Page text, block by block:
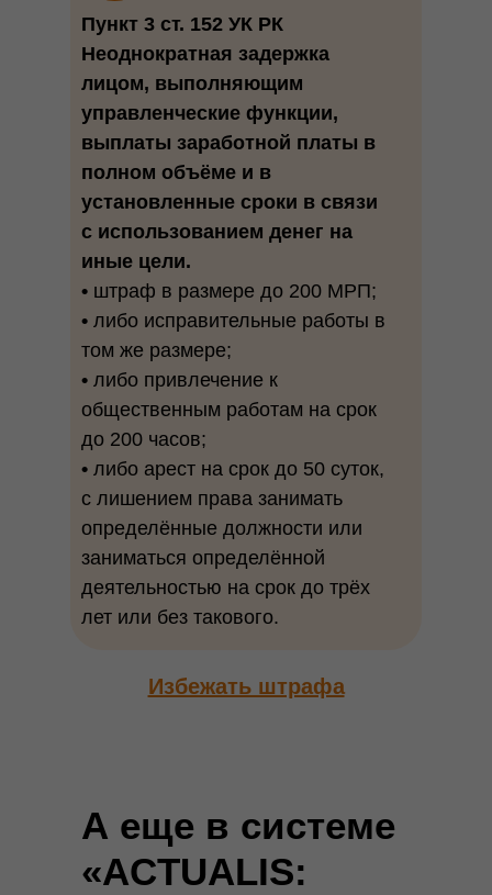
Пункт 3 ст. 152 УК РК
Неоднократная задержка
лицом, выполняющим
управленческие функции,
выплаты заработной платы в
полном объёме и в
установленные сроки в связи
с использованием денег на
иные цели.
• штраф в размере до 200 МРП;
• либо исправительные работы в
том же размере;
• либо привлечение к
общественным работам на срок
до 200 часов;
• либо арест на срок до 50 суток,
с лишением права занимать
определённые должности или
заниматься определённой
деятельностью на срок до трёх
лет или без такового.
Избежать штрафа
А еще в системе
«ACTUALIS: